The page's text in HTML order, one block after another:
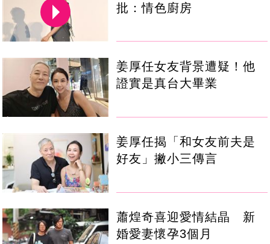
批：情色廚房
姜厚任女友背景遭疑！他
證實是真台大畢業
姜厚任揭「和女友前夫是
好友」撇小三傳言
蕭煌奇喜迎愛情結晶 新
婚愛妻懷孕3個月